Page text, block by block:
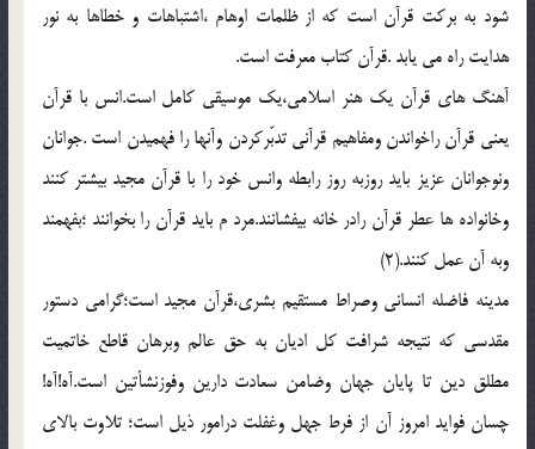
شود به برکت قرآن است که از ظلمات اوهام ،اشتباهات و خطاها به نور
هدايت راه مي يابد .قرآن کتاب معرفت است.
آهنگ هاي قرآن يک هنر اسلامي،يک موسيقي کامل است.انس با قرآن
يعني قرآن راخواندن ومفاهيم قرآني تدبّرکردن وآنها را فهميدن است .جوانان
ونوجوانان عزيز بايد روزبه روز رابطه وانس خود را با قرآن مجيد بيشتر کنند
وخانواده ها عطر قرآن رادر خانه بيفشانند.مرد م بايد قرآن را بخوانند ؛بفهمند
وبه آن عمل کنند.(2)
مدينه فاضله انساني وصراط مستقيم بشري،قرآن مجيد است؛گرامي دستور
مقدسي که نتيجه شرافت کل اديان به حق عالم وبرهان قاطع خاتميت
مطلق دين تا پايان جهان وضامن سعادت دارين وفوزنشأتين است.آه!آه!
چسان فوايد امروز آن از فرط جهل وغفلت درامور ذيل است؛ تلاوت بالاي